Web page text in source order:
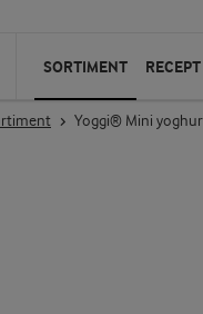
SORTIMENT RECEPT
Yoggi® Mini